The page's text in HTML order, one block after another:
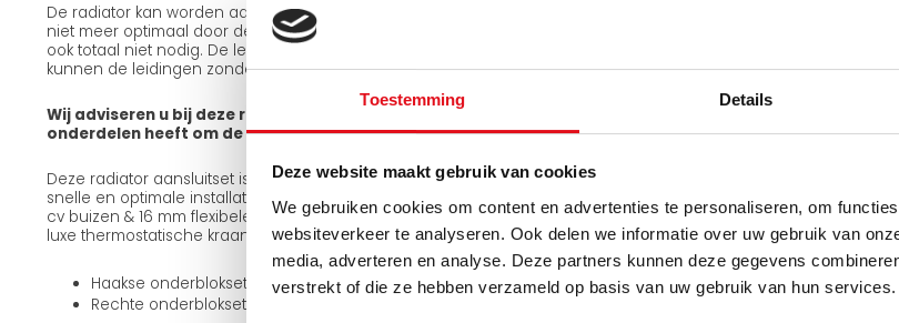
Toestemming Details
Deze website maakt gebruik van cookies
We gebruiken cookies om content en advertenties te personaliseren, om
websiteverkeer te analyseren. Ook delen we informatie over uw gebruik van
media, adverteren en analyse. Deze partners kunnen deze gegevens
verstrekt of die ze hebben verzameld op basis van uw gebruik van hun services.
De radiator kan worden aangesloten vanaf de bovenzijde, maar dan circuleert het water
niet meer optimaal door de radiator. Dit zorgt voor een lagere warmteafgifte, maar dit is
ook totaal niet nodig. De leidingen passen aan de achterkant van de radiator en zo
kunnen de leidingen zonder dat deze in zicht zijn naar beneden getrokken worden.
Wij adviseren u bij deze radiator een aansluit set mee te bestellen, zodat u alle
onderdelen heeft om de radiator op te hangen en aan te sluiten.
Deze radiator aansluitset is volledig passend bij deze radiator en garandeert u zo een
snelle en optimale installatie. In deze set zitten alle onderdelen inclusief adapters (15 mm
cv buizen & 16 mm flexibele buizen) om de radiator aan te sluiten. Tevens zit er ook een
luxe thermostatische kraan bij.
Haakse onderblokset: Als de leidingen uit de achtermuur komen.
Rechte onderblokset: Als de leidingen uit de vloer komen.
Heb je een
Simon helpt je
Stuur een